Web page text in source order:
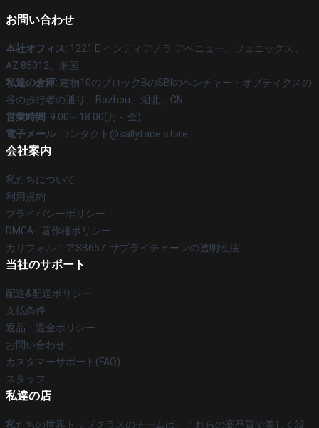
お問い合わせ
本社オフィス: 1221 E インディアノラ アベニュー、フェニックス、
AZ 85012、米国
私達の倉庫: 建物10のブロックBのSBIのベンチャー・オプティクスの
谷の歩行者の通り、Bozhou、湖北、CN
営業時間: 9:00～18:00(月～金)
電子メール: コンタクト@sallyface.store
会社案内
私たちについて
利用規約
プライバシーポリシー
DMCA - 著作権ポリシー
カリフォルニアSB657: サプライチェーンの透明性法
当社のサポート
配送&配送ポリシー
支払条件
返品・返金ポリシー
お問い合わせ
カスタマーサポート(FAQ)
スタッフ
私達の店
私たちの世界トップクラスのチームは、これらの高品質で美しく設